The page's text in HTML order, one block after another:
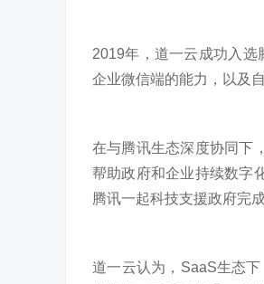
2019年，道一云成功入选
企业微信端的能力，以及
在与腾讯生态深度协同下
帮助政府和企业持续数字
腾讯一起科技支援政府完
道一云认为，SaaS生态